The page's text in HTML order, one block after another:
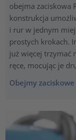
obejma zaciskowa
konstrukcja
i rur w jednym
prostych krokach.
już więcej trzymać
ręce, mocując je
Obejmy zaciskowe